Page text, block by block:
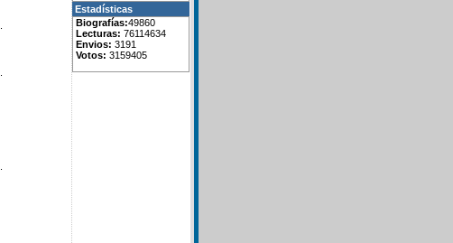
Estadísticas
Biografías:49860
Lecturas: 76114634
Envios: 3191
Votos: 3159405